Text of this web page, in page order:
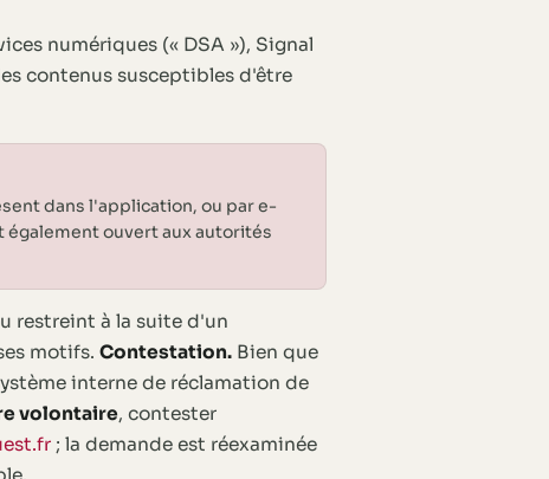
numériques (« DSA »), Signal
contenus susceptibles d'être
dans l'application, ou par e-
également ouvert aux autorités
restreint à la suite d'un
motifs. Contestation. Bien que
interne de réclamation de
volontaire, contester
; la demande est réexaminée